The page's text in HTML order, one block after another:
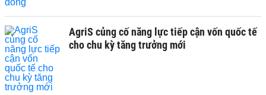
AgriS củng cố năng lực tiếp cận vốn quốc tế
cho chu kỳ tăng trưởng mới